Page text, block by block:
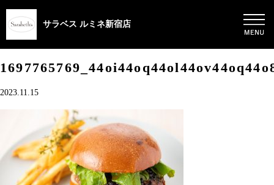
サラベス ルミネ新宿店
2023.11.15